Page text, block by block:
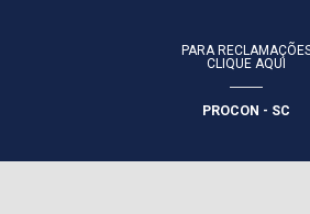
PARA
CLIQUE AQUI
PROCON - SC